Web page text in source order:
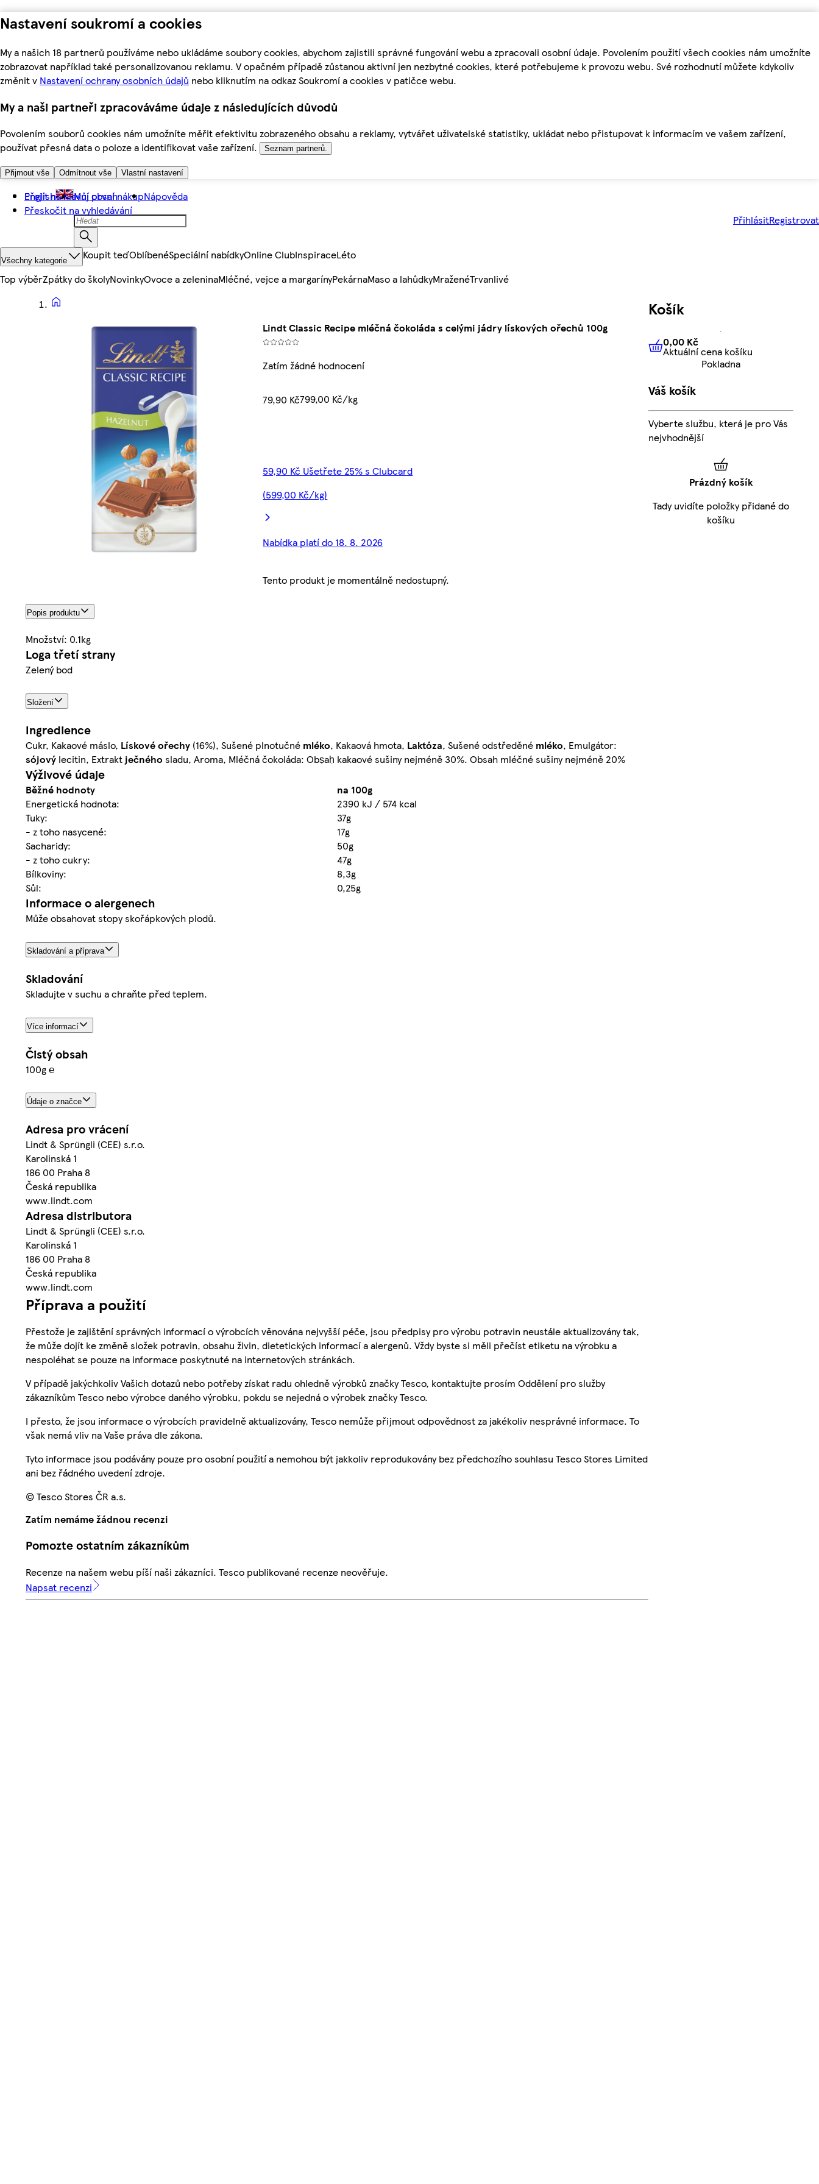
Nastavení soukromí a cookies
My a našich 18 partnerů používáme nebo ukládáme soubory cookies, abychom zajistili správné fungování webu a zpracovali osobní údaje. Povolením použití všech cookies nám umožníte
zobrazovat například také personalizovanou reklamu. V opačném případě zůstanou aktivní jen nezbytné cookies, které potřebujeme k provozu webu. Své rozhodnutí můžete kdykoliv
změnit v Nastavení ochrany osobních údajů nebo kliknutím na odkaz Soukromí a cookies v patičce webu.
My a naši partneři zpracováváme údaje z následujících důvodů
Povolením souborů cookies nám umožníte měřit efektivitu zobrazeného obsahu a reklamy, vytvářet uživatelské statistiky, ukládat nebo přistupovat k informacím ve vašem zařízení,
používat přesná data o poloze a identifikovat vaše zařízení.
Seznam partnerů.
Přijmout vše Odmítnout vše Vlastní nastavení
Přejít na hlavní obsah
Přeskočit na vyhledávání
English Můj první nákupNápověda
PřihlásitRegistrovat
Všechny kategorie Koupit teďOblíbenéSpeciální nabídkyOnline ClubInspiraceLéto
Top výběrZpátky do školyNovinkyOvoce a zeleninaMléčné, vejce a margarínyPekárnaMaso a lahůdkyMraženéTrvanlivé
Lindt Classic Recipe mléčná čokoláda s celými jádry lískových ořechů 100g
Zatím žádné hodnocení
79,90 Kč799,00 Kč/kg
59,90 Kč Ušetřete 25% s Clubcard
(599,00 Kč/kg)
Nabídka platí do 18. 8. 2026
Tento produkt je momentálně nedostupný.
Popis produktu
Množství: 0.1kg
Loga třetí strany
Zelený bod
Složení
Ingredience
Cukr, Kakaové máslo, Lískové ořechy (16%), Sušené plnotučné mléko, Kakaová hmota, Laktóza, Sušené odstředěné mléko, Emulgátor:
sójový lecitin, Extrakt ječného sladu, Aroma, Mléčná čokoláda: Obṣaḥ kakaové sušiny nejméně 30%. Obsah mléčné sušiny nejméně 20%
Výživové údaje
Běžné hodnoty
na 100g
Energetická hodnota:
2390 kJ / 574 kcal
Tuky:
37g
- z toho nasycené:
17g
Sacharidy:
50g
- z toho cukry:
47g
Bílkoviny:
8,3g
Sůl:
0,25g
Informace o alergenech
Může obsahovat stopy skořápkových plodů.
Skladování a příprava
Skladování
Skladujte v suchu a chraňte před teplem.
Více informací
Čistý obsah
100g ℮
Údaje o značce
Adresa pro vrácení
Lindt & Sprüngli (CEE) s.r.o.
Karolinská 1
186 00 Praha 8
Česká republika
www.lindt.com
Adresa distributora
Lindt & Sprüngli (CEE) s.r.o.
Karolinská 1
186 00 Praha 8
Česká republika
www.lindt.com
Příprava a použití
Přestože je zajištění správných informací o výrobcích věnována nejvyšší péče, jsou předpisy pro výrobu potravin neustále aktualizovány tak,
že může dojít ke změně složek potravin, obsahu živin, dietetických informací a alergenů. Vždy byste si měli přečíst etiketu na výrobku a
nespoléhat se pouze na informace poskytnuté na internetových stránkách.
V případě jakýchkoliv Vašich dotazů nebo potřeby získat radu ohledně výrobků značky Tesco, kontaktujte prosím Oddělení pro služby
zákazníkům Tesco nebo výrobce daného výrobku, pokdu se nejedná o výrobek značky Tesco.
I přesto, že jsou informace o výrobcích pravidelně aktualizovány, Tesco nemůže přijmout odpovědnost za jakékoliv nesprávné informace. To
však nemá vliv na Vaše práva dle zákona.
Tyto informace jsou podávány pouze pro osobní použití a nemohou být jakkoliv reprodukovány bez předchozího souhlasu Tesco Stores Limited
ani bez řádného uvedení zdroje.
© Tesco Stores ČR a.s.
Zatím nemáme žádnou recenzi
Pomozte ostatním zákazníkům
Recenze na našem webu píší naši zákazníci. Tesco publikované recenze neověřuje.
Napsat recenzi
Košík
0,00 KčAktuální cena košíku
0,00 Kč
Aktuální cena košíku
Pokladna
Váš košík
Vyberte službu, která je pro Vás
nejvhodnější
Prázdný košík
Tady uvidíte položky přidané do
košíku